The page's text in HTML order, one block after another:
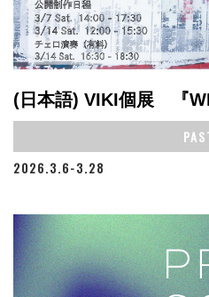
(日本語) VIKI個展 『
2026.3.6-3.28